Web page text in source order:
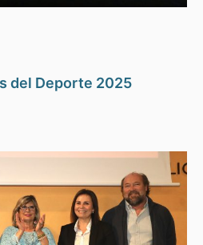
del Deporte 2025